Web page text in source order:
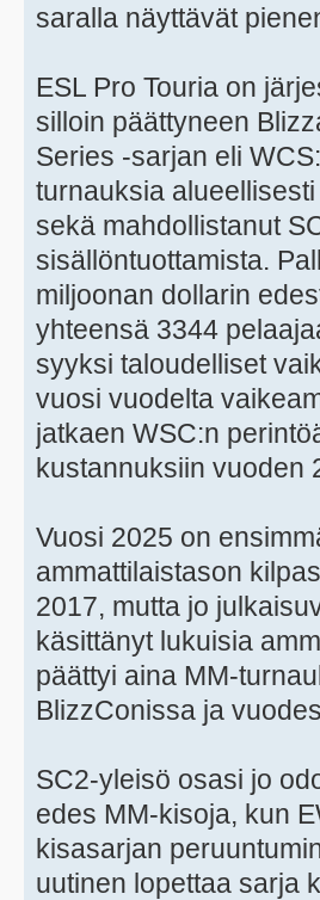
saralla näyttävät
ESL Pro Touria on
silloin päättyneen
Series -sarjan eli
turnauksia
sekä mahdollistanut
sisällöntuottamista.
miljoonan dollarin
yhteensä 3344
syyksi taloudelliset
vuosi vuodelta
jatkaen WSC:n
kustannuksiin vuoden
Vuosi 2025 on
ammattilaistason
2017, mutta jo
käsittänyt lukuisia
päättyi aina MM-
BlizzConissa ja
SC2-yleisö osasi jo
edes MM-kisoja, kun
kisasarjan
uutinen lopettaa sarja